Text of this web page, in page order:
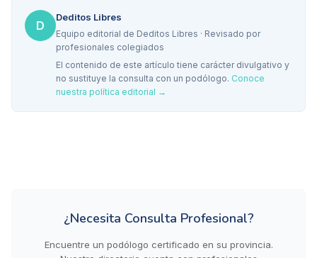
D
Deditos Libres
Equipo editorial de Deditos Libres · Revisado por
profesionales colegiados
El contenido de este artículo tiene carácter divulgativo y
no sustituye la consulta con un podólogo. Conoce
nuestra política editorial →
¿Necesita Consulta Profesional?
Encuentre un podólogo certificado en su provincia.